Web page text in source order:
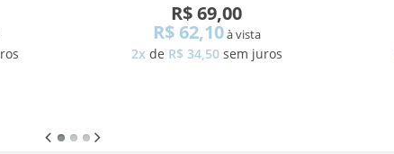
R$ 69,00
R$ 62,10à vista
2x de R$ 34,50 sem juros